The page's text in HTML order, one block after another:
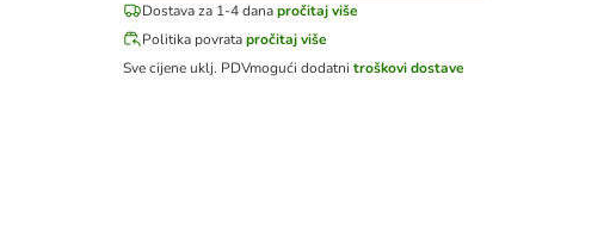
Dostava za 1-4 danapročitaj više
Politika povratapročitaj više
Sve cijene uklj. PDVmogući dodatnitroškovi dostave